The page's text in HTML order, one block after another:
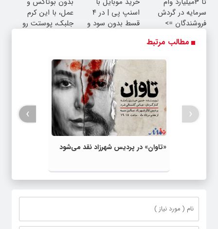
سرمایه در گردش
فروشندگان =>
اسنپ پی | در ۴
قسط بدون سود و
عمل، با این کرم
جلبک، پوستت رو
مطالب مرتبط
«تاوان» در پردیس شهرزاد نقد می‌شود
‹
›